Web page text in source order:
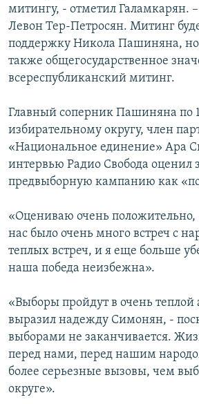
митингу, - отметил Галамкарян.
Левон Тер-Петросян. Митинг
поддержку Никола Пашиняна, но
также общегосударственное
всереспубликанский митинг.
Главный соперник Пашиняна по
избирательному округу, член
«Национальное единение» Ара
интервью Радио Свобода
предвыборную кампанию как
«Оцениваю очень положительно,
нас было очень много встреч с
теплых встреч, и я еще больше
наша победа неизбежна».
«Выборы пройдут в очень теплой
выразил надежду Симонян, -
выборами не заканчивается.
перед нами, перед нашим
более серьезные вызовы, чем
округе».